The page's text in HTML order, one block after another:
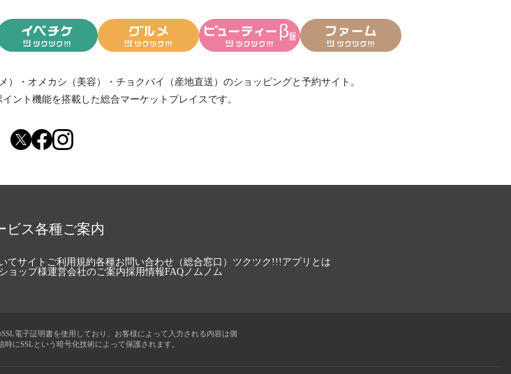
） ・ オメカシ（美容） ・ チョクバイ（産地直送） のショッピングと予約サイト。
イント機能を搭載した総合マーケットプレイスです。
ビス各種ご案内
てサイトご利用規約各種お問い合わせ（総合窓口） ツクツク!!!アプリとは
ョップ様運営会社のご案内採用情報FAQノムノム
電子証明書を使用しており、お客様によって入力される内容は個
時にSSLという暗号化技術によって保護されます。